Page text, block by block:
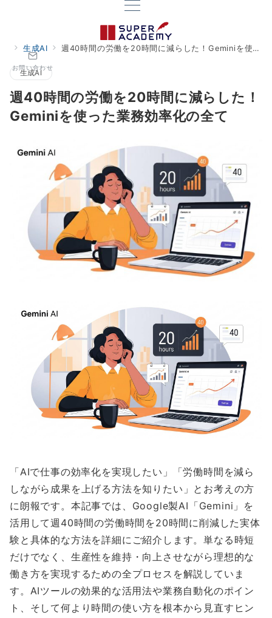
お問い合わせ
生成AI 週40時間の労働を20時間に減らした！Geminiを使った業務効率化の全て
生成AI
週40時間の労働を20時間に減らした！
Geminiを使った業務効率化の全て
「AIで仕事の効率化を実現したい」「労働時間を減ら
しながら成果を上げる方法を知りたい」とお考えの方
に朗報です。本記事では、Google製AI「Gemini」を
活用して週40時間の労働時間を20時間に削減した実体
験と具体的な方法を詳細にご紹介します。単なる時短
だけでなく、生産性を維持・向上させながら理想的な
働き方を実現するための全プロセスを解説していま
す。AIツールの効果的な活用法や業務自動化のポイン
ト、そして何より時間の使い方を根本から見直すヒン